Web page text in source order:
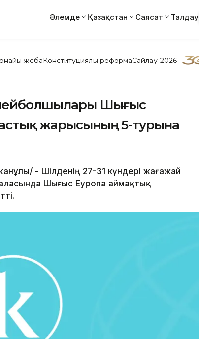
Әлемде Қазақстан Саясат Талдау
жобаКонституциялық реформаСайлау-2026
Шығыс
жарысының 5-турына
- Шілденің 27-31 күндері жағажай
Шығыс Еуропа аймақтық